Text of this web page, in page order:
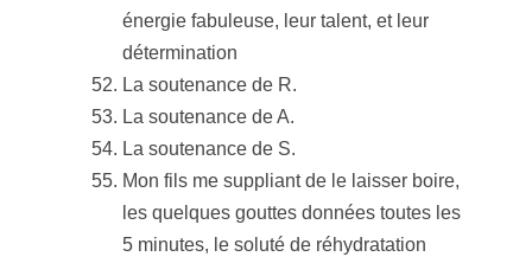
énergie fabuleuse, leur talent, et leur
détermination
La soutenance de R.
La soutenance de A.
La soutenance de S.
Mon fils me suppliant de le laisser boire,
les quelques gouttes données toutes les
5 minutes, le soluté de réhydratation